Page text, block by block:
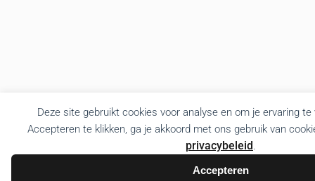
Deze site gebruikt cookies voor analyse en om je ervaring
Accepteren te klikken, ga je akkoord met ons gebruik van
privacybeleid.
Accepteren